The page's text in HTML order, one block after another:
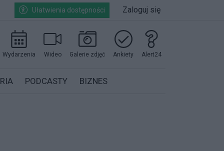
Ułatwienia dostępności Zaloguj się
Wydarzenia Wideo Galerie zdjęć Ankiety Alert24
PODCASTY BIZNES